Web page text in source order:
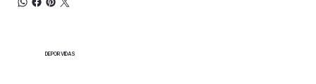
DEPORVIDAS